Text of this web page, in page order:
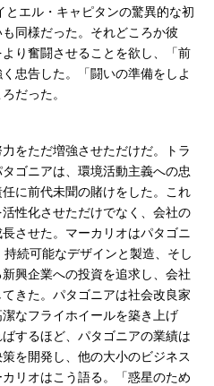
エル・キャピタンの驚異的な初
同様だった。それどころか彼
り奮闘させることを欲し、「前
忠告した。「闘いの準備をしよ
だった。
をただ増強させただけだ。トラ
ゴニアは、環境活動主義への忠
に前代未聞の賭けをした。これ
性化させただけでなく、会社の
させた。マーカリオはパタゴニ
続可能なデザインと製造、そし
興企業への投資を追求し、会社
きた。パタゴニアは社会改良家
なフライホイールを築き上げ
するほど、パタゴニアの業績は
を開発し、他の大小のビジネス
リオはこう語る。「惑星のため